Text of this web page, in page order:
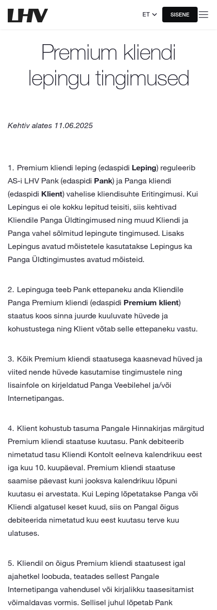
ET SISENE
Premium kliendi
lepingu tingimused
Kehtiv alates 11.06.2025
Premium kliendi leping (edaspidi Leping) reguleerib
AS-i LHV Pank (edaspidi Pank) ja Panga kliendi
(edaspidi Klient) vahelise kliendisuhte Eritingimusi. Kui
Lepingus ei ole kokku lepitud teisiti, siis kehtivad
Kliendile Panga Üldtingimused ning muud Kliendi ja
Panga vahel sõlmitud lepingute tingimused. Lisaks
Lepingus avatud mõistetele kasutatakse Lepingus ka
Panga Üldtingimustes avatud mõisteid.
Lepinguga teeb Pank ettepaneku anda Kliendile
Panga Premium kliendi (edaspidi Premium klient)
staatus koos sinna juurde kuuluvate hüvede ja
kohustustega ning Klient võtab selle ettepaneku vastu.
Kõik Premium kliendi staatusega kaasnevad hüved ja
viited nende hüvede kasutamise tingimustele ning
lisainfole on kirjeldatud Panga Veebilehel ja/või
Internetipangas.
Klient kohustub tasuma Pangale Hinnakirjas märgitud
Premium kliendi staatuse kuutasu. Pank debiteerib
nimetatud tasu Kliendi Kontolt eelneva kalendrikuu eest
iga kuu 10. kuupäeval. Premium kliendi staatuse
saamise päevast kuni jooksva kalendrikuu lõpuni
kuutasu ei arvestata. Kui Leping lõpetatakse Panga või
Kliendi algatusel keset kuud, siis on Pangal õigus
debiteerida nimetatud kuu eest kuutasu terve kuu
ulatuses.
Kliendil on õigus Premium kliendi staatusest igal
ajahetkel loobuda, teatades sellest Pangale
Internetipanga vahendusel või kirjalikku taasesitamist
võimaldavas vormis. Sellisel juhul lõpetab Pank